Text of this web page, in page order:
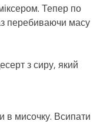
Тепер по
перебиваючи масу
в мисочку. Всипати